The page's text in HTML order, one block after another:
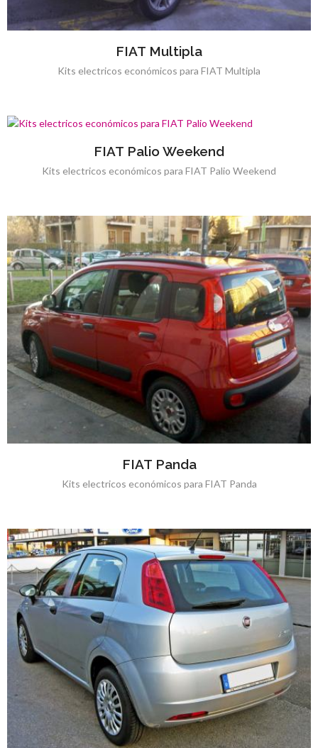
FIAT Multipla
Kits electricos económicos para FIAT Multipla
FIAT Palio Weekend
Kits electricos económicos para FIAT Palio Weekend
FIAT Panda
Kits electricos económicos para FIAT Panda